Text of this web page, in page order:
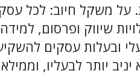
על משקל חיוב: לכל
שיווק ופרסום,
ובעלות עסקים
יותר לבעליו,